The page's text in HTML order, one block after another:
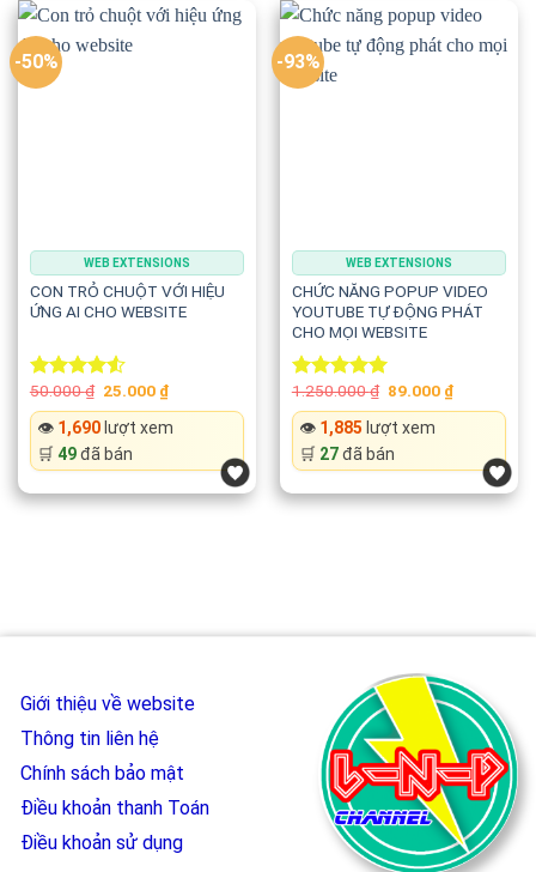
⚙️ Kiểm soát số lượng hiệu ứng
🚀 Tối ưu hiệu năng
Ngay cả khi người dùng di chuyển chuột liên tục, website
📱 Responsive hoàn toàn
Hiệu ứng được tối ưu trên:
Mang đến trải nghiệm đồng nhất trên nhiều loại màn hình.
⚡ Không cần plugin hay thư viện ngoài
Code được phát triển hoàn toàn bằng:
✅ HTML
-50%
WEB EXTENSIONS
CON TRỎ CHUỘT VỚI HIỆU
ỨNG AI CHO WEBSITE
Rated
4.50out
of 5
50.000₫ Original
was:
50.000 ₫.
25.000 ₫Current
price
is:
25.000 ₫.
👁️ 1,690lượt xem
🛒 49đã bán
-93%
WEB EXTENSIONS
CHỨC NĂNG POPUP VIDEO
YOUTUBE TỰ ĐỘNG PHÁT
CHO MỌI WEBSITE
Rated5.00
out of 5
1.250.000₫ Original
was:
1.250.000 ₫.
89.000 ₫Current
price
👁️ 1,885 lượt xem
🛒 27đã bán
Giới thiệu về website
Thông tin liên hệ
Chính sách bảo mật
Điều khoản thanh Toán
Điều khoản sử dụng